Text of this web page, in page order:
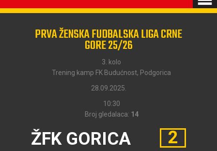
PRVA ŽENSKA FUDBALSKA LIGA CRNE
GORE 25/26
3. kolo
Trening kamp FK Budućnost, Podgorica
28.09.2025.
10:30
Broj gledalaca: 14
ŽFK GORICA
2